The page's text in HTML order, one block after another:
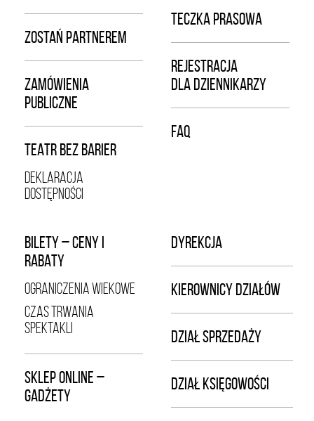
ZOSTAŃ PARTNEREM
ZAMÓWIENIA
PUBLICZNE
TEATR BEZ BARIER
DEKLARACJA
DOSTĘPNOŚCI
TECZKA PRASOWA
REJESTRACJA
DLA DZIENNIKARZY
FAQ
BILETY – CENY I
RABATY
OGRANICZENIA WIEKOWE
CZAS TRWANIA
SPEKTAKLI
SKLEP ONLINE –
GADŻETY
DYREKCJA
KIEROWNICY DZIAŁÓW
DZIAŁ SPRZEDAŻY
DZIAŁ KSIĘGOWOŚCI